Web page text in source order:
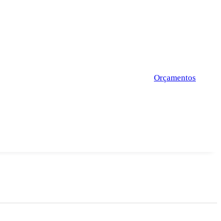
Orçamentos